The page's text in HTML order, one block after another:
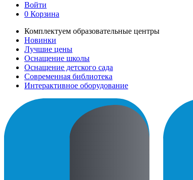
Войти
0 Корзина
Комплектуем образовательные центры
Новинки
Лучшие цены
Оснащение школы
Оснащение детского сада
Современная библиотека
Интерактивное оборудование